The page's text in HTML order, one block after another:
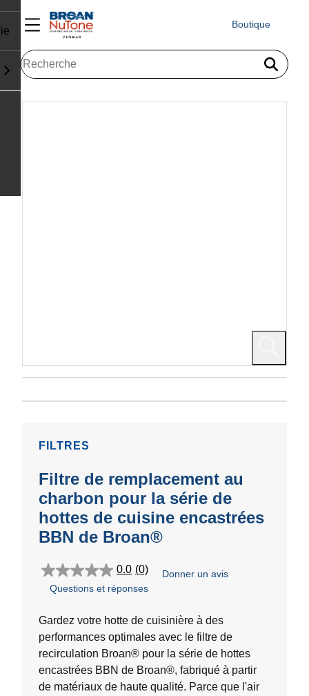
Boutique
FILTRES
Filtre de remplacement au
charbon pour la série de
hottes de cuisine encastrées
BBN de Broan®
0.0 (0)
0.0
étoile(s)
5.
Donner un avis
Questions et réponses
Gardez votre hotte de cuisinière à des
performances optimales avec le filtre de
recirculation Broan® pour la série de hottes
encastrées BBN de Broan®, fabriqué à partir
de matériaux de haute qualité. Parce que l'air